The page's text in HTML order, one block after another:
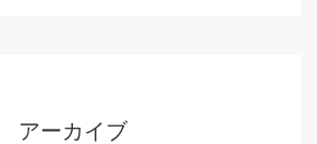
アーカイブ